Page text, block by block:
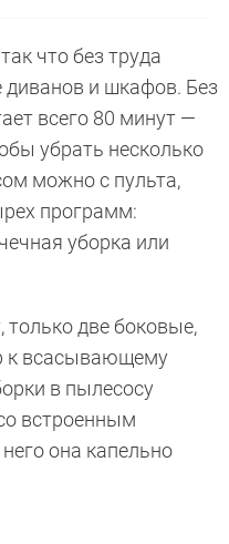
что без труда
и шкафов. Без
всего 80 минут —
убрать несколько
можно с пульта,
программ:
уборка или
только две боковые,
к всасывающему
в пылесосу
встроенным
она капельно